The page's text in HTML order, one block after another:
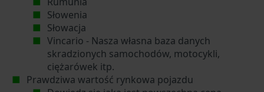
Słowenia
Słowacja
Vincario - Nasza własna baza danych
skradzionych samochodów, motocykli,
ciężarówek itp.
Prawdziwa wartość rynkowa pojazdu